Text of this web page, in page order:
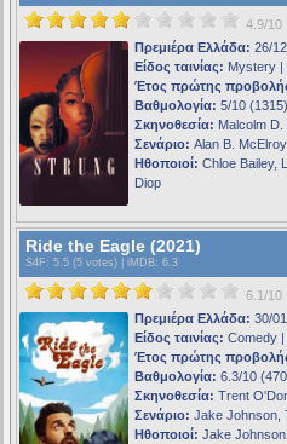
4.9/10
Πρεμιέρα Ελλάδα: 26/
Είδος ταινίας: Mystery |
Έτος πρώτης
Βαθμολογία: 5/10 (1315)
Σκηνοθεσία: Malcolm D.
Σενάριο: Alan B. McElroy
Ηθοποιοί: Chloe Bailey,
Diop
Ride the Eagle (2021)
S4F : 5.5 (5 votes) | iMDB: 6.3
6.1/10
Πρεμιέρα Ελλάδα: 30/
Είδος ταινίας: Comedy
Έτος πρώτης
Βαθμολογία: 6.3/10
Σκηνοθεσία: Trent
Σενάριο: Jake Johnson,
Ηθοποιοί: Jake